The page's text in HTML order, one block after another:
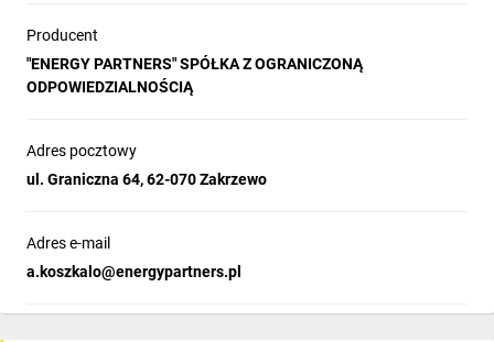
Producent
"ENERGY PARTNERS" SPÓŁKA Z OGRANICZONĄ
ODPOWIEDZIALNOŚCIĄ
Adres pocztowy
ul. Graniczna 64, 62-070 Zakrzewo
Adres e-mail
a.koszkalo@energypartners.pl